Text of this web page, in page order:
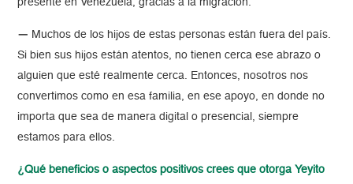
presente en Venezuela, gracias a la migración.
— Muchos de los hijos de estas personas están fuera del país.
Si bien sus hijos están atentos, no tienen cerca ese abrazo o
alguien que esté realmente cerca. Entonces, nosotros nos
convertimos como en esa familia, en ese apoyo, en donde no
importa que sea de manera digital o presencial, siempre
estamos para ellos.
¿Qué beneficios o aspectos positivos crees que otorga Yeyito